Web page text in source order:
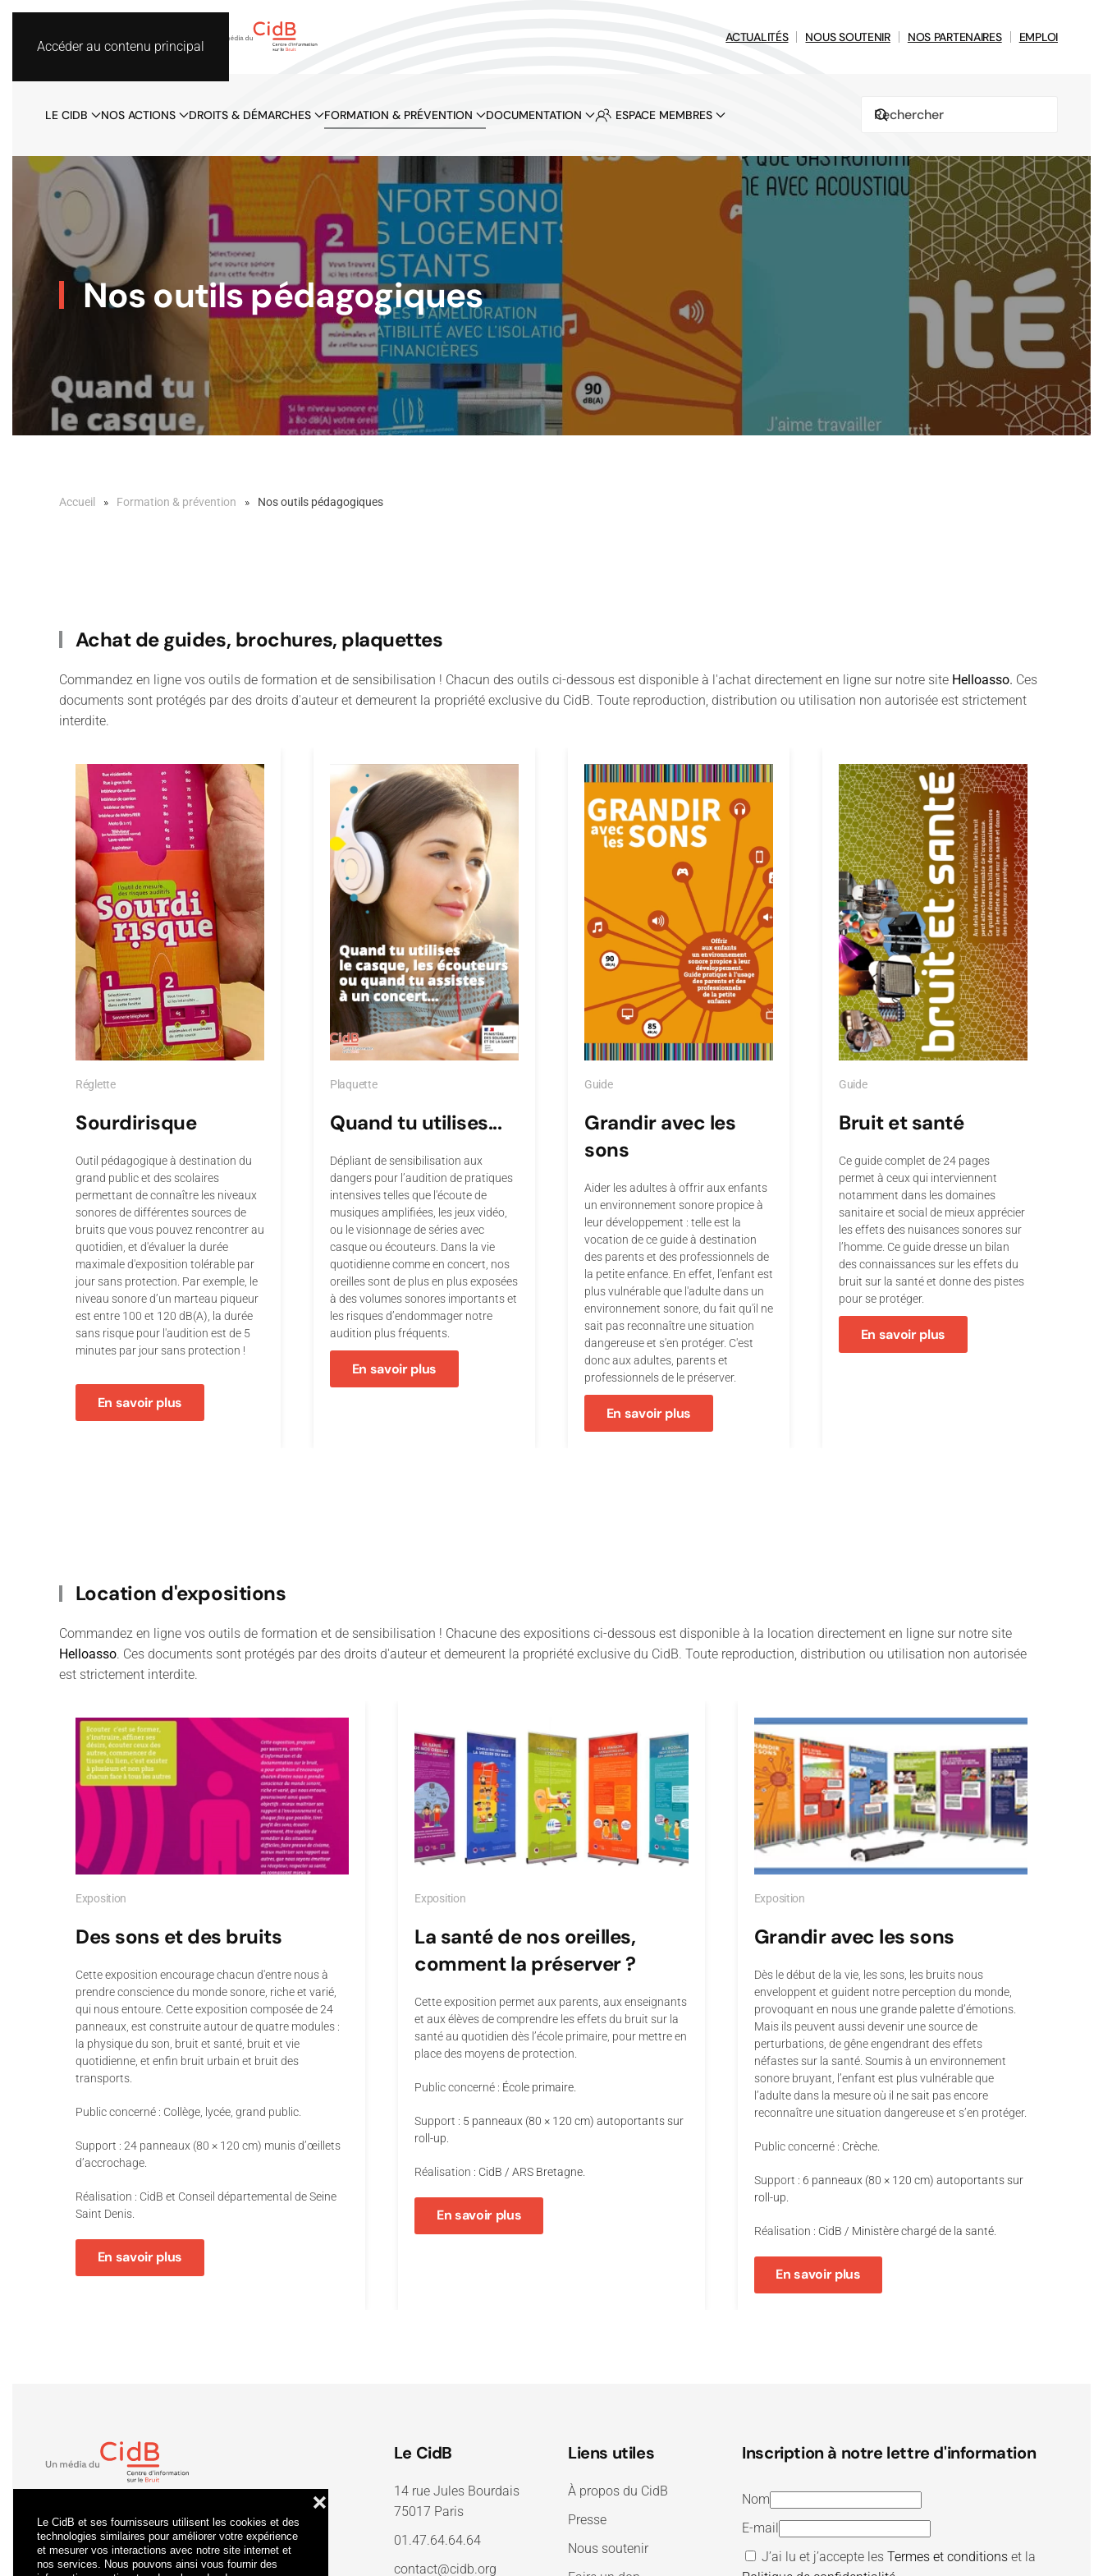
Le CidB et ses fournisseurs utilisent les cookies et des
technologies similaires pour améliorer votre expérience
et mesurer vos interactions avec notre site internet et
nos services. Nous pouvons ainsi vous fournir des
❌
Accéder au contenu principal
ACTUALITÉS NOUS SOUTENIR NOS PARTENAIRES EMPLOI
LE CIDB NOS ACTIONS DROITS & DÉMARCHES FORMATION & PRÉVENTION DOCUMENTATION ESPACE MEMBRES
Nos outils pédagogiques
Accueil Formation & prévention Nos outils pédagogiques
Achat de guides, brochures, plaquettes
Commandez en ligne vos outils de formation et de sensibilisation ! Chacun des outils ci-dessous est disponible à l'achat directement en ligne sur notre site Helloasso. Ces
documents sont protégés par des droits d'auteur et demeurent la propriété exclusive du CidB. Toute reproduction, distribution ou utilisation non autorisée est strictement
interdite.
Réglette
Sourdirisque
Outil pédagogique à destination du
grand public et des scolaires
permettant de connaître les niveaux
sonores de différentes sources de
bruits que vous pouvez rencontrer au
quotidien, et d'évaluer la durée
maximale d'exposition tolérable par
jour sans protection. Par exemple, le
niveau sonore d’un marteau piqueur
est entre 100 et 120 dB(A), la durée
sans risque pour l'audition est de 5
minutes par jour sans protection !
En savoir plus
Plaquette
Quand tu utilises...
Dépliant de sensibilisation aux
dangers pour l’audition de pratiques
intensives telles que l'écoute de
musiques amplifiées, les jeux vidéo,
ou le visionnage de séries avec
casque ou écouteurs. Dans la vie
quotidienne comme en concert, nos
oreilles sont de plus en plus exposées
à des volumes sonores importants et
les risques d’endommager notre
audition plus fréquents.
En savoir plus
Guide
Grandir avec les
sons
Aider les adultes à offrir aux enfants
un environnement sonore propice à
leur développement : telle est la
vocation de ce guide à destination
des parents et des professionnels de
la petite enfance. En effet, l'enfant est
plus vulnérable que l'adulte dans un
environnement sonore, du fait qu'il ne
sait pas reconnaître une situation
dangereuse et s'en protéger. C'est
donc aux adultes, parents et
professionnels de le préserver.
En savoir plus
Guide
Bruit et santé
Ce guide complet de 24 pages
permet à ceux qui interviennent
notamment dans les domaines
sanitaire et social de mieux apprécier
les effets des nuisances sonores sur
l’homme. Ce guide dresse un bilan
des connaissances sur les effets du
bruit sur la santé et donne des pistes
pour se protéger.
En savoir plus
Location d'expositions
Commandez en ligne vos outils de formation et de sensibilisation ! Chacune des expositions ci-dessous est disponible à la location directement en ligne sur notre site
Helloasso. Ces documents sont protégés par des droits d'auteur et demeurent la propriété exclusive du CidB. Toute reproduction, distribution ou utilisation non autorisée
est strictement interdite.
Exposition
Des sons et des bruits
Cette exposition encourage chacun d'entre nous à
prendre conscience du monde sonore, riche et varié,
qui nous entoure. Cette exposition composée de 24
panneaux, est construite autour de quatre modules :
la physique du son, bruit et santé, bruit et vie
quotidienne, et enfin bruit urbain et bruit des
transports.
Public concerné : Collège, lycée, grand public.
Support : 24 panneaux (80 × 120 cm) munis d’œillets
d’accrochage.
Réalisation : CidB et Conseil départemental de Seine
Saint Denis.
En savoir plus
Exposition
La santé de nos oreilles,
comment la préserver ?
Cette exposition permet aux parents, aux enseignants
et aux élèves de comprendre les effets du bruit sur la
santé au quotidien dès l’école primaire, pour mettre en
place des moyens de protection.
Public concerné : École primaire.
Support : 5 panneaux (80 × 120 cm) autoportants sur
roll-up.
Réalisation : CidB / ARS Bretagne.
En savoir plus
Exposition
Grandir avec les sons
Dès le début de la vie, les sons, les bruits nous
enveloppent et guident notre perception du monde,
provoquant en nous une grande palette d’émotions.
Mais ils peuvent aussi devenir une source de
perturbations, de gêne engendrant des effets
néfastes sur la santé. Soumis à un environnement
sonore bruyant, l’enfant est plus vulnérable que
l’adulte dans la mesure où il ne sait pas encore
reconnaître une situation dangereuse et s’en protéger.
Public concerné: Crèche.
Support : 6 panneaux (80 × 120 cm) autoportants sur
roll-up.
Réalisation : CidB / Ministère chargé de la santé.
En savoir plus
Le CidB
14 rue Jules Bourdais
75017 Paris
01.47.64.64.64
contact@cidb.org
Liens utiles
À propos du CidB
Presse
Nous soutenir
Inscription à notre lettre d'information
Nom
E-mail
J’ai lu et j’accepte lesTermes et conditions et la